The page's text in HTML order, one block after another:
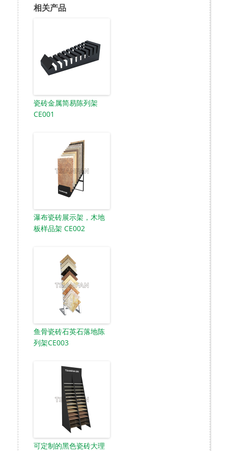
相关产品
瓷砖金属简易陈列架
CE001
瀑布瓷砖展示架，木地
板样品架 CE002
鱼骨瓷砖石英石落地陈
列架CE003
可定制的黑色瓷砖大理